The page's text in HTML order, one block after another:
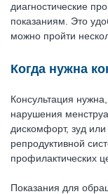
диагностические
показаниям. Это
можно пройти
Когда нужна
Консультация
нарушения
дискомфорт, зуд
репродуктивной
профилактических
Показания для